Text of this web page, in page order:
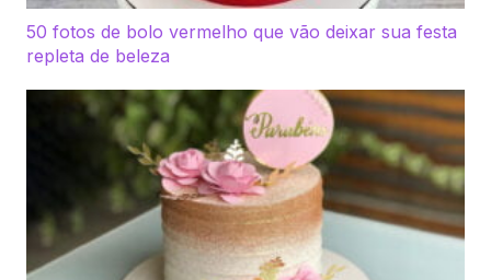
50 fotos de bolo vermelho que vão deixar sua festa
repleta de beleza